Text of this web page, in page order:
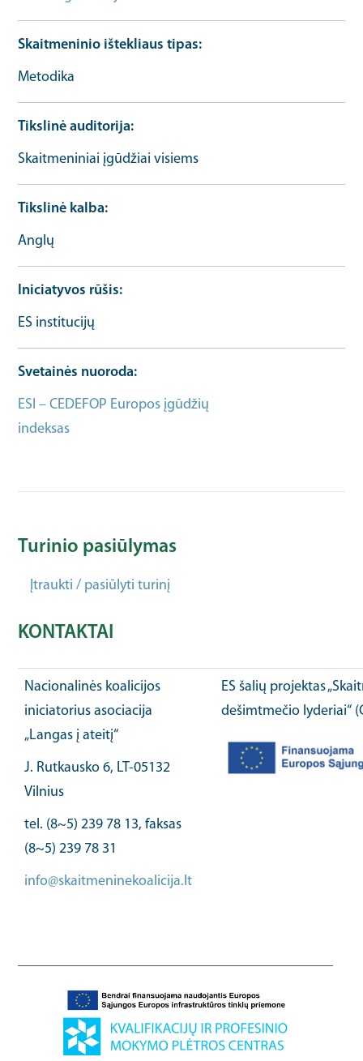
Skaitmeninio ištekliaus tipas
Metodika
Tikslinė auditorija
Skaitmeniniai įgūdžiai visiems
Tikslinė kalba
Anglų
Iniciatyvos rūšis
ES institucijų
Svetainės nuoroda
ESI – CEDEFOP Europos įgūdžių
indeksas
Turinio pasiūlymas
Įtraukti / pasiūlyti turinį
KONTAKTAI
Nacionalinės koalicijos
iniciatorius asociacija
„Langas į ateitį“
J. Rutkausko 6, LT-05132
Vilnius
tel. (8~5) 239 78 13, faksas
(8~5) 239 78 31
info@skaitmeninekoalicija.lt
ES šalių projektas
dešimtmečio lyderiai“